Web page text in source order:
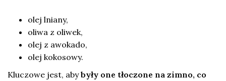
olej lniany,
oliwa z oliwek,
olej z awokado,
olej kokosowy.
Kluczowe jest, abybyły one tłoczone na zimno, co